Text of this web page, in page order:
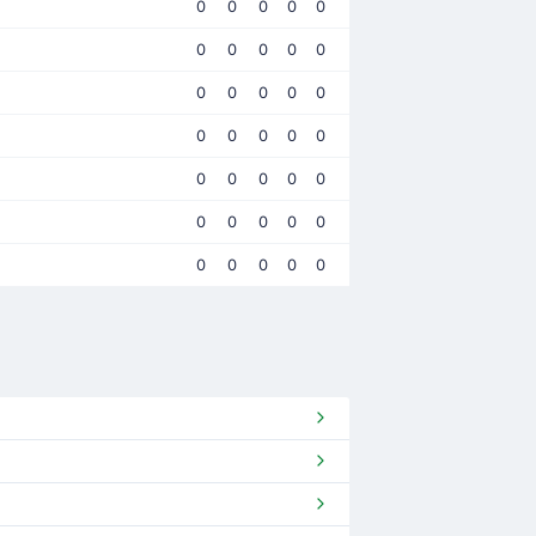
0 0 0 0 0
0 0 0 0 0
0 0 0 0 0
0 0 0 0 0
0 0 0 0 0
0 0 0 0 0
0 0 0 0 0